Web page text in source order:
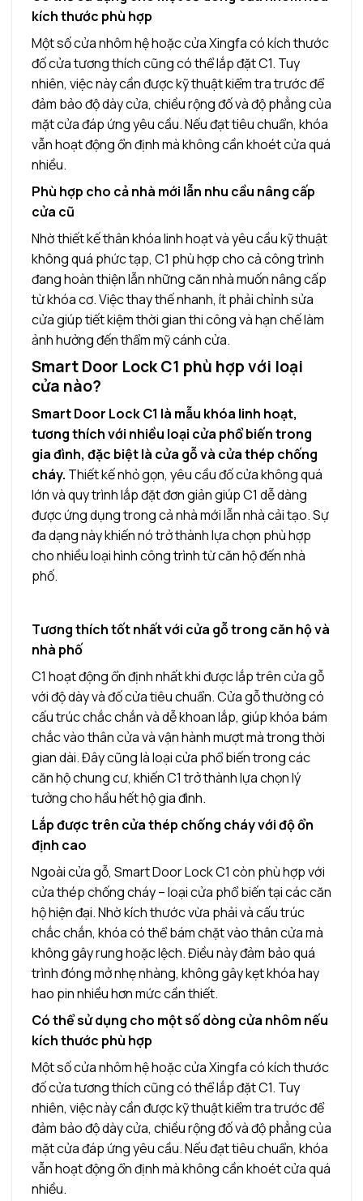
kích thước phù hợp
Một số cửa nhôm hệ hoặc cửa Xingfa có kích thước
đố cửa tương thích cũng có thể lắp đặt C1. Tuy
nhiên, việc này cần được kỹ thuật kiểm tra trước để
đảm bảo độ dày cửa, chiều rộng đố và độ phẳng của
mặt cửa đáp ứng yêu cầu. Nếu đạt tiêu chuẩn, khóa
vẫn hoạt động ổn định mà không cần khoét cửa quá
nhiều.
Phù hợp cho cả nhà mới lẫn nhu cầu nâng cấp
cửa cũ
Nhờ thiết kế thân khóa linh hoạt và yêu cầu kỹ thuật
không quá phức tạp, C1 phù hợp cho cả công trình
đang hoàn thiện lẫn những căn nhà muốn nâng cấp
từ khóa cơ. Việc thay thế nhanh, ít phải chỉnh sửa
cửa giúp tiết kiệm thời gian thi công và hạn chế làm
ảnh hưởng đến thẩm mỹ cánh cửa.
Smart Door Lock C1 phù hợp với loại
cửa nào?
Smart Door Lock C1 là mẫu khóa linh hoạt,
tương thích với nhiều loại cửa phổ biến trong
gia đình, đặc biệt là cửa gỗ và cửa thép chống
cháy. Thiết kế nhỏ gọn, yêu cầu đố cửa không quá
lớn và quy trình lắp đặt đơn giản giúp C1 dễ dàng
được ứng dụng trong cả nhà mới lẫn nhà cải tạo. Sự
đa dạng này khiến nó trở thành lựa chọn phù hợp
cho nhiều loại hình công trình từ căn hộ đến nhà
phố.
Tương thích tốt nhất với cửa gỗ trong căn hộ và
nhà phố
C1 hoạt động ổn định nhất khi được lắp trên cửa gỗ
với độ dày và đố cửa tiêu chuẩn. Cửa gỗ thường có
cấu trúc chắc chắn và dễ khoan lắp, giúp khóa bám
chắc vào thân cửa và vận hành mượt mà trong thời
gian dài. Đây cũng là loại cửa phổ biến trong các
căn hộ chung cư, khiến C1 trở thành lựa chọn lý
tưởng cho hầu hết hộ gia đình.
Lắp được trên cửa thép chống cháy với độ ổn
định cao
Ngoài cửa gỗ, Smart Door Lock C1 còn phù hợp với
cửa thép chống cháy – loại cửa phổ biến tại các căn
hộ hiện đại. Nhờ kích thước vừa phải và cấu trúc
chắc chắn, khóa có thể bám chặt vào thân cửa mà
không gây rung hoặc lệch. Điều này đảm bảo quá
trình đóng mở nhẹ nhàng, không gây kẹt khóa hay
hao pin nhiều hơn mức cần thiết.
Có thể sử dụng cho một số dòng cửa nhôm nếu
kích thước phù hợp
Một số cửa nhôm hệ hoặc cửa Xingfa có kích thước
đố cửa tương thích cũng có thể lắp đặt C1. Tuy
nhiên, việc này cần được kỹ thuật kiểm tra trước để
đảm bảo độ dày cửa, chiều rộng đố và độ phẳng của
mặt cửa đáp ứng yêu cầu. Nếu đạt tiêu chuẩn, khóa
vẫn hoạt động ổn định mà không cần khoét cửa quá
nhiều.